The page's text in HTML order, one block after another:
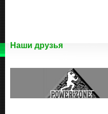
Наши друзья